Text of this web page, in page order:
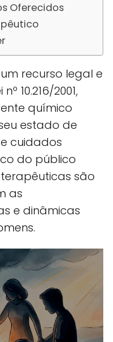
Oferecidos
recurso legal e
10.216/2001,
químico
estado de
cuidados
do público
são
as
e dinâmicas